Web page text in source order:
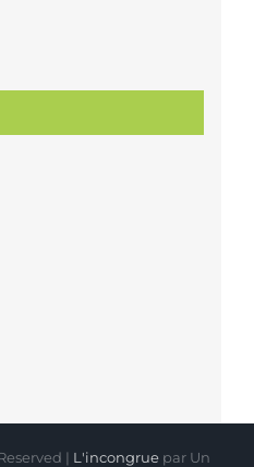
| L'incongruepar Un